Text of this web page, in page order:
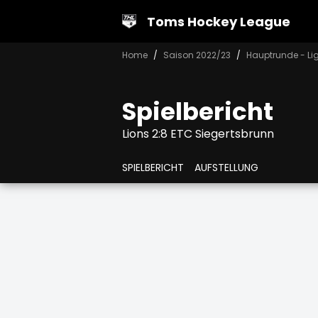
Toms Hockey League
Home Saison 2022/23 Hauptrunde -
Spielbericht
Lions 2:8 ETC Siegertsbrunn
SPIELBERICHT AUFSTELLUNG